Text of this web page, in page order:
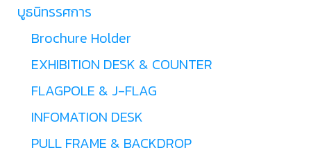
บูธนิทรรศการ
Brochure Holder
EXHIBITION DESK & COUNTER
FLAGPOLE & J-FLAG
INFOMATION DESK
PULL FRAME & BACKDROP